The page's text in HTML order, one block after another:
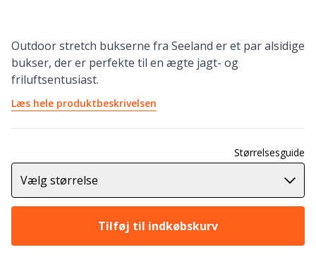
Outdoor stretch bukserne fra Seeland er et par alsidige
bukser, der er perfekte til en ægte jagt- og
friluftsentusiast.
Læs hele produktbeskrivelsen
Størrelsesguide
Vælg størrelse
Tilføj til indkøbskurv